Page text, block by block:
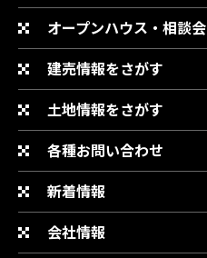
オープンハウス・相談会
建売情報をさがす
土地情報をさがす
各種お問い合わせ
新着情報
会社情報